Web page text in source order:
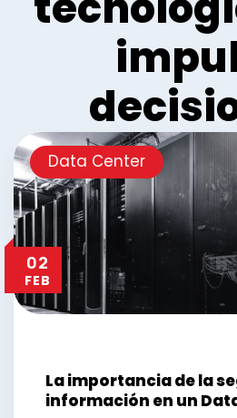
02
FEB
Data Center
La importancia de la
información en un